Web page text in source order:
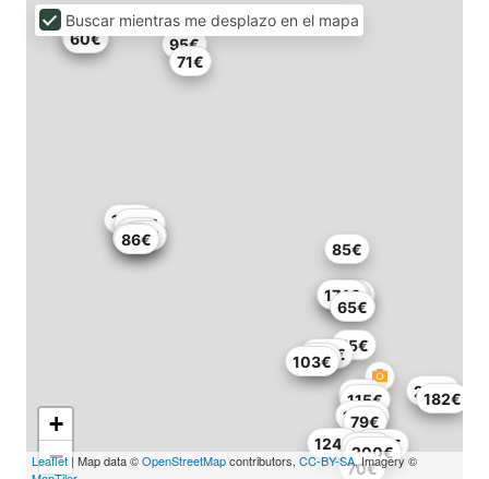
155€
83€
166€
174€
55€
103€
83€
65€
200€
85€
110€
210€
79€
86€
88€
137€
147€
93€
182€
79€
70€
100€
115€
53€
124€
120€
71€
95€
60€
63€
+
−
Leaflet | Map data ©OpenStreetMapcontributors, CC-BY-SA, Imagery ©
Buscar mientras me desplazo en el mapa